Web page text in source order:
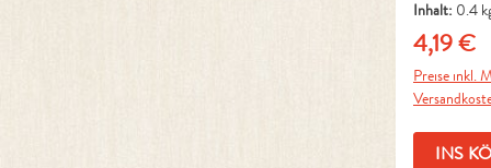
Inhalt: 0.4
kg)
Regulärer
4,19 €
Preise inkl.
INS